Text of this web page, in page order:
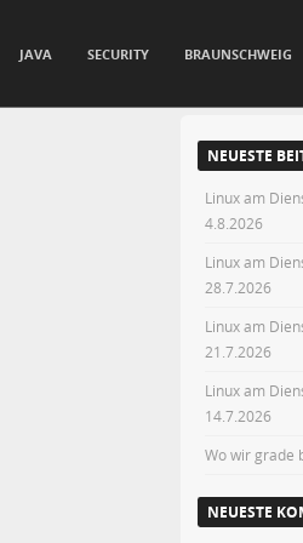
JAVA SECURITY BRAUNSCHWEIG
NEUESTE
Linux am
4.8.2026
Linux am
28.7.2026
Linux am
21.7.2026
Linux am
14.7.2026
Wo wir grade
NEUESTE